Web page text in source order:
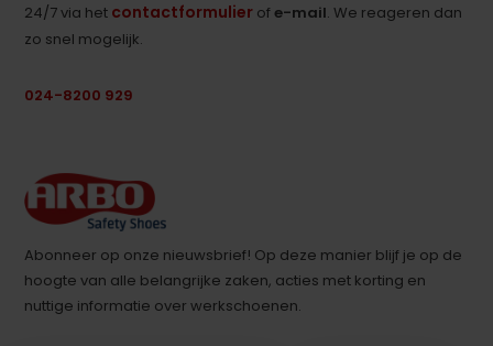
24/7 via het contactformulier ofe-mail. We reageren dan
zo snel mogelijk.
024-8200 929
Abonneer op onze nieuwsbrief! Op deze manier blijf je op de
hoogte van alle belangrijke zaken, acties met korting en
nuttige informatie over werkschoenen.